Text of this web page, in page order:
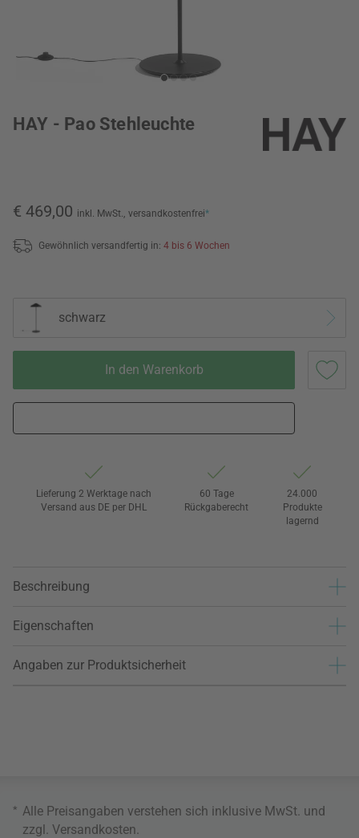
HAY - Pao Stehleuchte
€ 469,00 inkl. MwSt., versandkostenfrei*
Gewöhnlich versandfertig in: 4 bis 6 Wochen
schwarz
In den Warenkorb
Lieferung 2 Werktage nach
Versand aus DE per DHL
60 Tage
Rückgaberecht
24.000
Produkte
lagernd
Beschreibung
Eigenschaften
Angaben zur Produktsicherheit
* Alle Preisangaben verstehen sich inklusive MwSt. und
zzgl. Versandkosten